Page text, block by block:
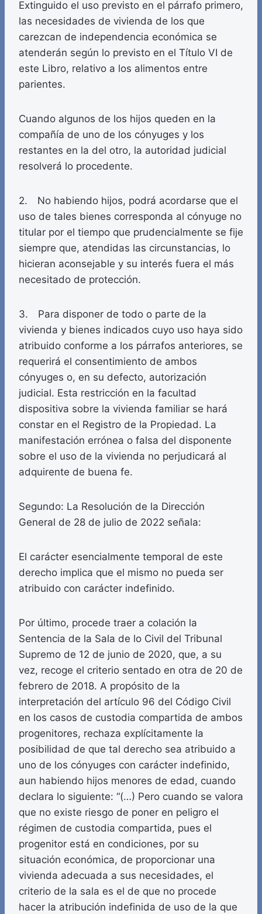
Extinguido el uso previsto en el párrafo primero,
las necesidades de vivienda de los que
carezcan de independencia económica se
atenderán según lo previsto en el Título VI de
este Libro, relativo a los alimentos entre
parientes.
Cuando algunos de los hijos queden en la
compañía de uno de los cónyuges y los
restantes en la del otro, la autoridad judicial
resolverá lo procedente.
2. No habiendo hijos, podrá acordarse que el
uso de tales bienes corresponda al cónyuge no
titular por el tiempo que prudencialmente se fije
siempre que, atendidas las circunstancias, lo
hicieran aconsejable y su interés fuera el más
necesitado de protección.
3. Para disponer de todo o parte de la
vivienda y bienes indicados cuyo uso haya sido
atribuido conforme a los párrafos anteriores, se
requerirá el consentimiento de ambos
cónyuges o, en su defecto, autorización
judicial. Esta restricción en la facultad
dispositiva sobre la vivienda familiar se hará
constar en el Registro de la Propiedad. La
manifestación errónea o falsa del disponente
sobre el uso de la vivienda no perjudicará al
adquirente de buena fe.
Segundo: La Resolución de la Dirección
General de 28 de julio de 2022 señala:
El carácter esencialmente temporal de este
derecho implica que el mismo no pueda ser
atribuido con carácter indefinido.
Por último, procede traer a colación la
Sentencia de la Sala de lo Civil del Tribunal
Supremo de 12 de junio de 2020, que, a su
vez, recoge el criterio sentado en otra de 20 de
febrero de 2018. A propósito de la
interpretación del artículo 96 del Código Civil
en los casos de custodia compartida de ambos
progenitores, rechaza explícitamente la
posibilidad de que tal derecho sea atribuido a
uno de los cónyuges con carácter indefinido,
aun habiendo hijos menores de edad, cuando
declara lo siguiente: “(…) Pero cuando se valora
que no existe riesgo de poner en peligro el
régimen de custodia compartida, pues el
progenitor está en condiciones, por su
situación económica, de proporcionar una
vivienda adecuada a sus necesidades, el
criterio de la sala es el de que no procede
hacer la atribución indefinida de uso de la que